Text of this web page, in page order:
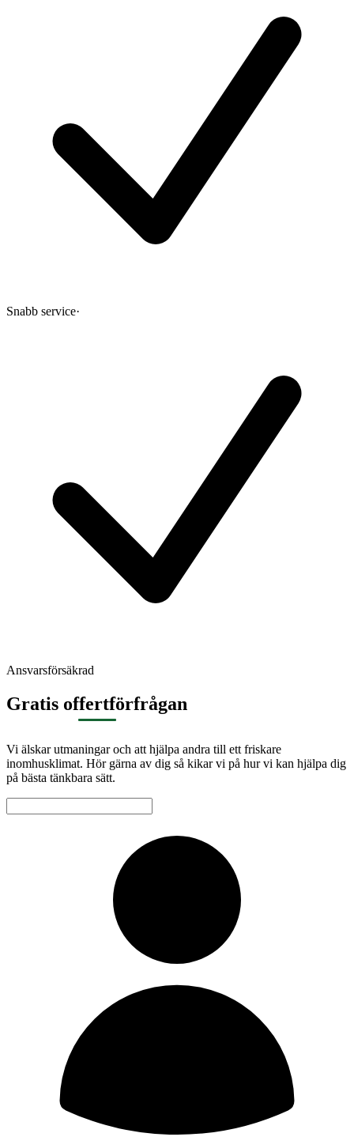
Snabb service·
Ansvarsförsäkrad
Gratis offertförfrågan
Vi älskar utmaningar och att hjälpa andra till ett friskare
inomhusklimat. Hör gärna av dig så kikar vi på hur vi kan hjälpa dig
på bästa tänkbara sätt.